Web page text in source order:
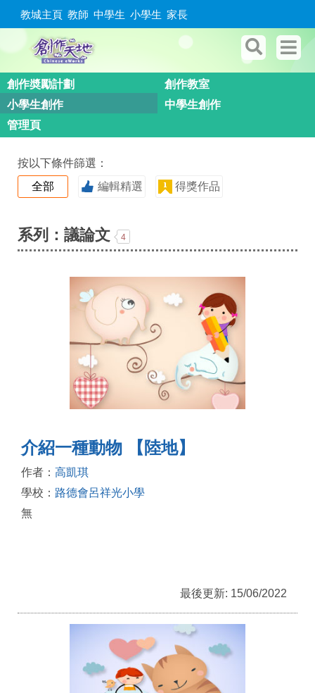
教城主頁 教師 中學生 小學生 家長
創作奬勵計劃
創作教室
小學生創作
中學生創作
管理頁
按以下條件篩選：
全部
編輯精選 得獎作品
系列：議論文 4
介紹一種動物 【陸地】
作者： 高凱琪
學校： 路德會呂祥光小學
無
最後更新: 15/06/2022